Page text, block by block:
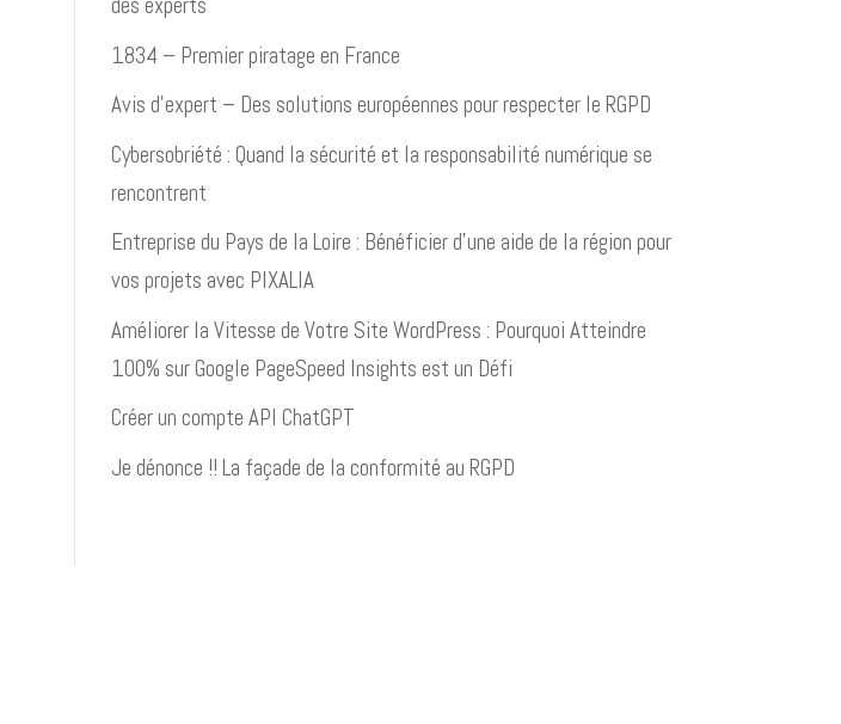
1834 – Premier piratage en France
Avis d’expert – Des solutions européennes pour respecter le RGPD
Cybersobriété : Quand la sécurité et la responsabilité numérique se
rencontrent
Entreprise du Pays de la Loire : Bénéficier d’une aide de la région pour
vos projets avec PIXALIA
Améliorer la Vitesse de Votre Site WordPress : Pourquoi Atteindre
100% sur Google PageSpeed Insights est un Défi
Créer un compte API ChatGPT
Je dénonce !! La façade de la conformité au RGPD